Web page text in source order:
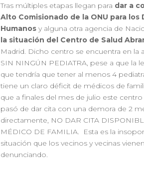
Tras múltiples etapas llegan para dar a
Alto Comisionado de la ONU para los
Humanos y alguna otra agencia de
la situación del Centro de Salud
Madrid. Dicho centro se encuentra en la
SIN NINGÚN PEDIATRA, pese a que la
que tendría que tener al menos 4
tiene un claro déficit de médicos de
que a finales del mes de julio este centro
pasó de dar cita con una demora de 2
directamente, NO DAR CITA
MÉDICO DE FAMILIA. Esta es la
situación que los vecinos y vecinas vienen
denunciando.